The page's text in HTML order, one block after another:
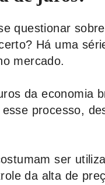
questionar
Há uma
mercado.
da economia
processo,
ser
da alta de